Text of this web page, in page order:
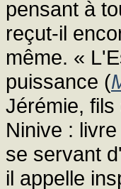
pensant à
reçut-il
même. «
puissance (
Jérémie,
Ninive :
se servant
il appelle